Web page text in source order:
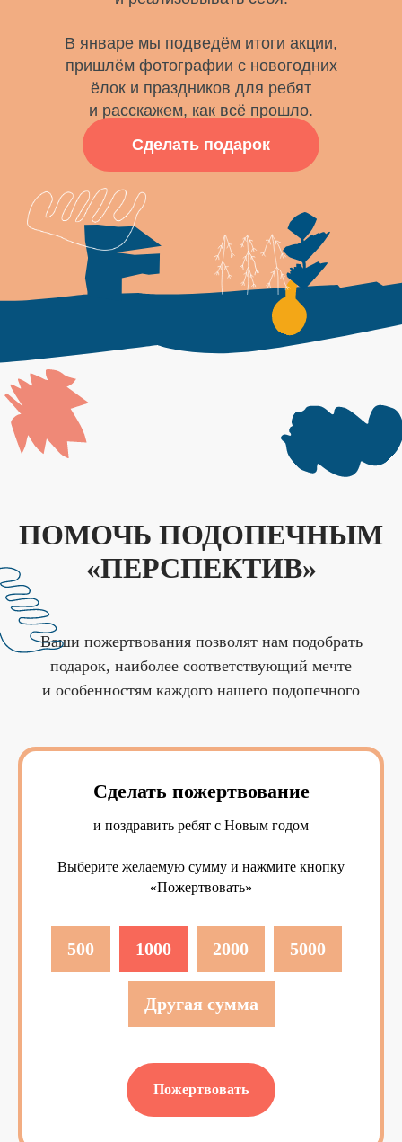
В январе мы подведём итоги акции,
пришлём фотографии с новогодних
ёлок и праздников для ребят
и расскажем, как всё прошло.
Сделать подарок
ПОМОЧЬ ПОДОПЕЧНЫМ
«ПЕРСПЕКТИВ»
Ваши пожертвования позволят нам подобрать
подарок, наиболее соответствующий мечте
и особенностям каждого нашего подопечного
Сделать пожертвование
и поздравить ребят с Новым годом
Выберите желаемую сумму и нажмите кнопку
«Пожертвовать»
500 1000 2000 5000
Другая сумма
Пожертвовать